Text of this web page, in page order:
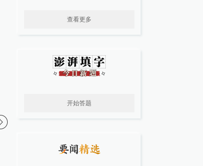
坚守一线众志成城，乐山
查看更多
开始答题